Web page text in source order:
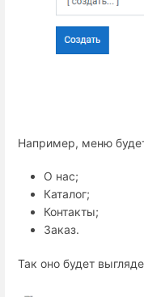
Например, меню
О нас;
Каталог;
Контакты;
Заказ.
Так оно будет